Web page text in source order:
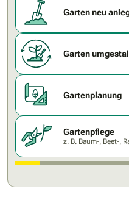
Garten neu
Garten
Gartenplanung
Gartenpflege
z. B. Baum-, Beet-,